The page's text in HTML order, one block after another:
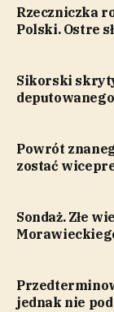
Rzeczniczka
Polski. Ostre
Sikorski
Powrót
zostać
Sondaż. Złe
jednak nie